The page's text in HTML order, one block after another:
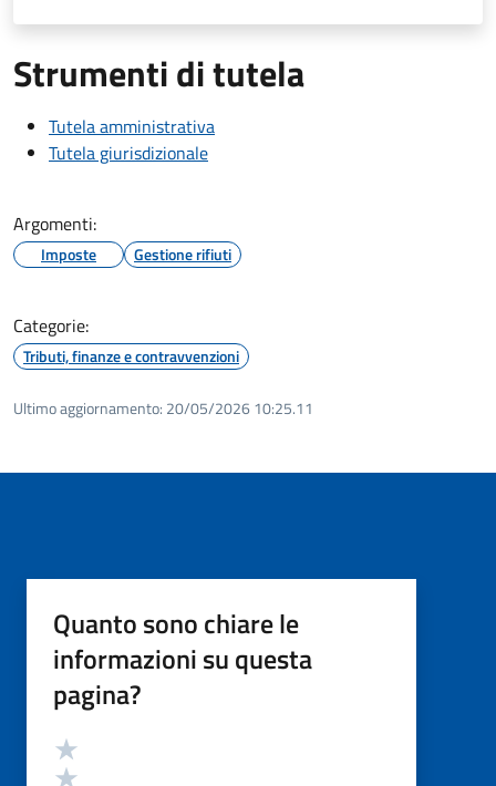
Strumenti di tutela
Tutela amministrativa
Tutela giurisdizionale
Argomenti:
Imposte Gestione rifiuti
Categorie:
Tributi, finanze e contravvenzioni
Ultimo aggiornamento: 20/05/2026 10:25.11
Quanto sono chiare le
informazioni su questa
pagina?
Valutazione